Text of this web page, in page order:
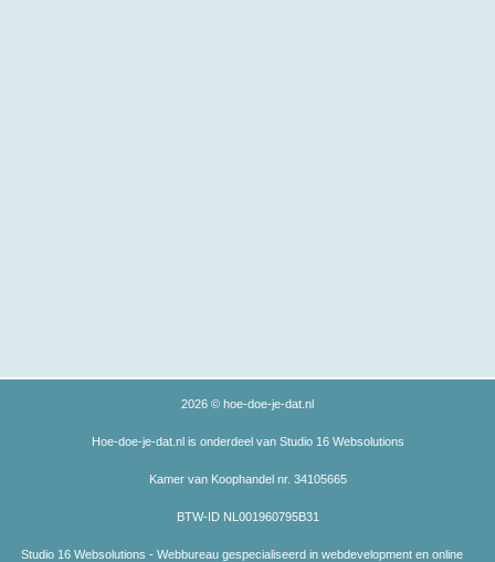
2026 © hoe-doe-je-dat.nl
Hoe-doe-je-dat.nl is onderdeel van Studio 16 Websolutions
Kamer van Koophandel nr. 34105665
BTW-ID NL001960795B31
Studio 16 Websolutions - Webbureau gespecialiseerd in webdevelopment en online